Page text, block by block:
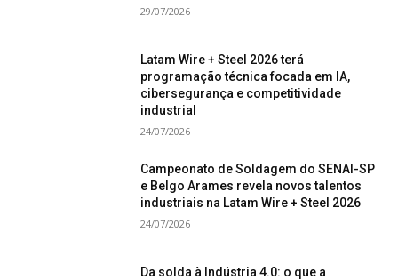
29/07/2026
Latam Wire + Steel 2026 terá
programação técnica focada em IA,
cibersegurança e competitividade
industrial
24/07/2026
Campeonato de Soldagem do SENAI-SP
e Belgo Arames revela novos talentos
industriais na Latam Wire + Steel 2026
24/07/2026
Da solda à Indústria 4.0: o que a